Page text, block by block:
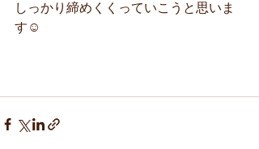
しっかり締めくくっていこうと思いま
す☺️